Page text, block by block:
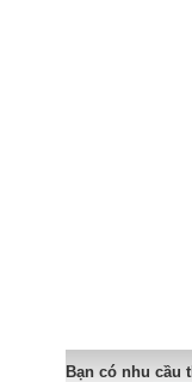
Bạn có nhu cầu